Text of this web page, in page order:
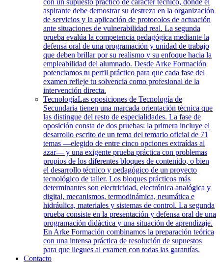
con un supuesto práctico de carácter técnico, donde el
aspirante debe demostrar su destreza en la organización
de servicios y la aplicación de protocolos de actuación
ante situaciones de vulnerabilidad real. La segunda
prueba evalúa la competencia pedagógica mediante la
defensa oral de una programación y unidad de trabajo
que deben brillar por su realismo y su enfoque hacia la
empleabilidad del alumnado. Desde Arke Formación
potenciamos tu perfil práctico para que cada fase del
examen refleje tu solvencia como profesional de la
intervención directa.
TecnologíaLas oposiciones de Tecnología de
Secundaria tienen una marcada orientación técnica que
las distingue del resto de especialidades. La fase de
oposición consta de dos pruebas: la primera incluye el
desarrollo escrito de un tema del temario oficial de 71
temas —elegido de entre cinco opciones extraídas al
azar— y una exigente prueba práctica con problemas
propios de los diferentes bloques de contenido, o bien
el desarrollo técnico y pedagógico de un proyecto
tecnológico de taller. Los bloques prácticos más
determinantes son electricidad, electrónica analógica y
digital, mecanismos, termodinámica, neumática e
hidráulica, materiales y sistemas de control. La segunda
prueba consiste en la presentación y defensa oral de una
programación didáctica y una situación de aprendizaje.
En Arke Formación combinamos la preparación teórica
con una intensa práctica de resolución de supuestos
para que llegues al examen con todas las garantías.
Contacto